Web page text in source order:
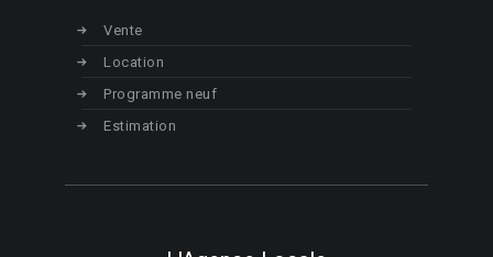
Vente
Location
Programme neuf
Estimation